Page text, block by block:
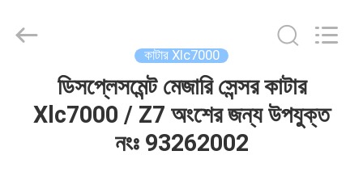
EQUIPMENT
CO.,LTD.
কাটার Xlc7000
ডিসপ্লেসমেন্ট মেজারি সেন্সর কাটার
Xlc7000 / Z7 অংশের জন্য উপযুক্ত
নংঃ 93262002